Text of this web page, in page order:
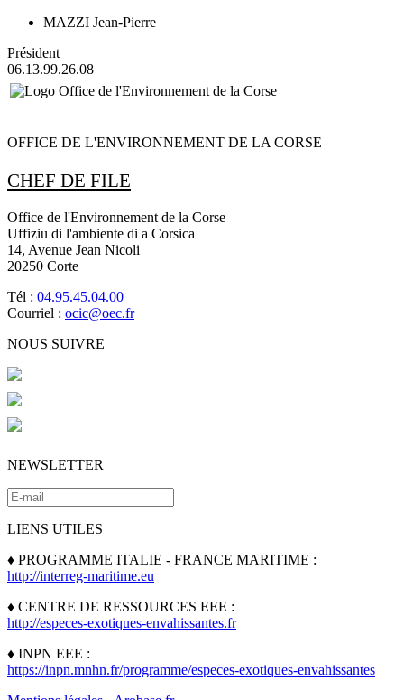
MAZZI Jean-Pierre
Président
06.13.99.26.08
OFFICE DE L'ENVIRONNEMENT DE LA CORSE
CHEF DE FILE
Office de l'Environnement de la Corse
Uffiziu di l'ambiente di a Corsica
14, Avenue Jean Nicoli
20250 Corte
Tél : 04.95.45.04.00
Courriel : ocic@oec.fr
NOUS SUIVRE
NEWSLETTER
LIENS UTILES
♦ PROGRAMME ITALIE - FRANCE MARITIME :
http://interreg-maritime.eu
♦ CENTRE DE RESSOURCES EEE :
http://especes-exotiques-envahissantes.fr
♦ INPN EEE :
https://inpn.mnhn.fr/programme/especes-exotiques-envahissantes